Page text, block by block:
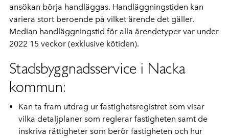
ansökan börja handläggas. Handläggningstiden kan
variera stort beroende på vilket ärende det gäller.
Median handläggningstid för alla ärendetyper var under
2022 15 veckor (exklusive kötiden).
Stadsbyggnadsservice i Nacka
kommun:
Kan ta fram utdrag ur fastighetsregistret som visar
vilka detaljplaner som reglerar fastigheten samt de
inskriva rättigheter som berör fastigheten och hur